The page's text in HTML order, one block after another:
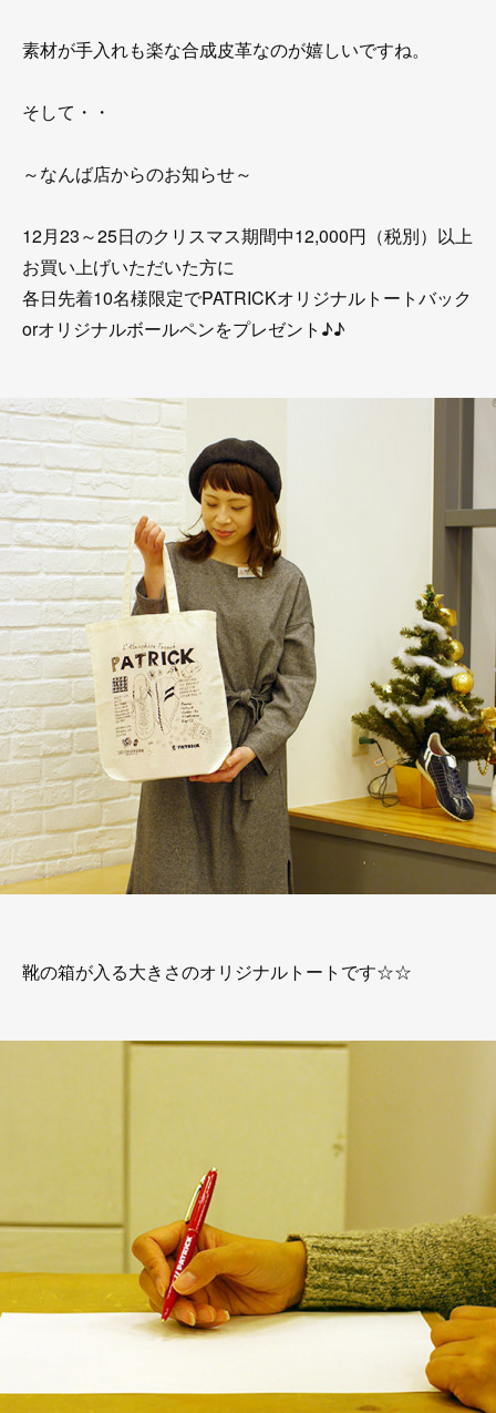
素材が手入れも楽な合成皮革なのが嬉しいですね。
そして・・
～なんば店からのお知らせ～
12月23～25日のクリスマス期間中12,000円（税別）以上
お買い上げいただいた方に
各日先着10名様限定でPATRICKオリジナルトートバック
orオリジナルボールペンをプレゼント♪♪
靴の箱が入る大きさのオリジナルトートです☆☆